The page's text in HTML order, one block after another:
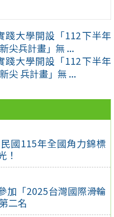
國115年全國角力錦標
！
加「2025台灣國際滑輪
二名
踐大學開設「112下半年
尖兵計畫」無 ...
踐大學開設「112下半年
尖 兵計畫」無 ...